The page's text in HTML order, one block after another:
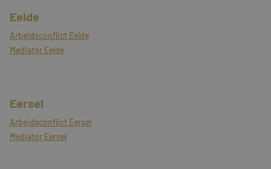
Eelde
Arbeidsconflict Eelde
Mediator Eelde
Eersel
Arbeidsconflict Eersel
Mediator Eersel